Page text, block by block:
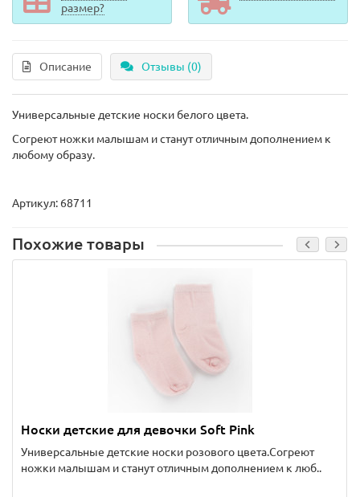
размер?
Описание Отзывы (0)
Универсальные детские носки белого цвета.
Согреют ножки малышам и станут отличным дополнением к
любому образу.
Артикул: 68711
Похожие товары
Носки детские для девочки Soft Pink
Универсальные детские носки розового цвета.Согреют
ножки малышам и станут отличным дополнением к люб..